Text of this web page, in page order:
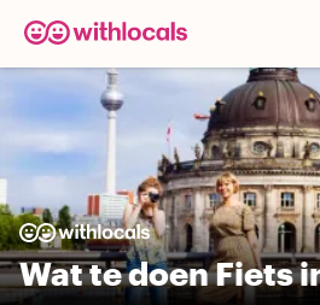
Wat te doen Fiets